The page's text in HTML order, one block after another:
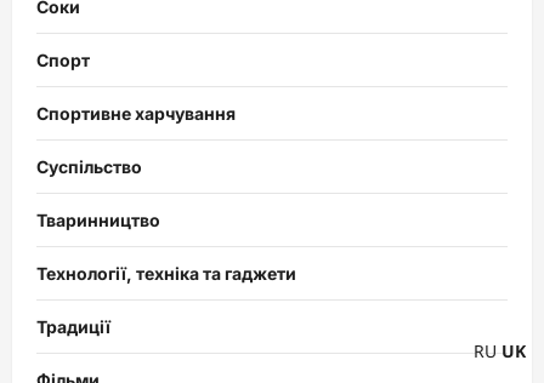
Соки
Спорт
Спортивне харчування
Суспільство
Тваринництво
Технології, техніка та гаджети
Традиції
RU UK